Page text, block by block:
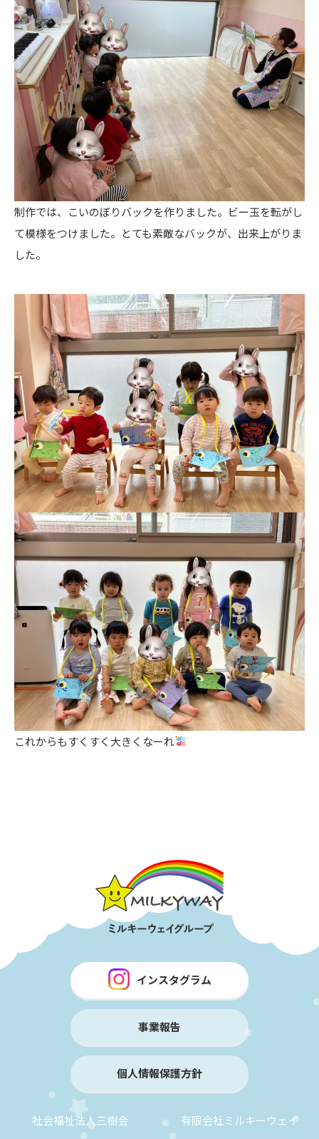
制作では、こいのぼりバックを作りました。ビー玉を転がし
て模様をつけました。とても素敵なバックが、出来上がりま
した。
これからもすくすく大きくなーれ
インスタグラム
事業報告
個人情報保護方針
社会福祉法人三樹会 有限会社ミルキーウェイ